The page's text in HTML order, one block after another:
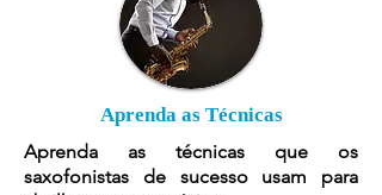
Aprenda as Técnicas
Aprenda as técnicas que os
saxofonistas de sucesso usam para